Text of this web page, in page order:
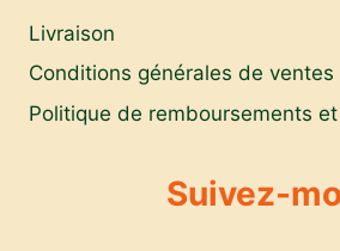
Livraison
Conditions générales de ventes
Politique de remboursements
Suivez-